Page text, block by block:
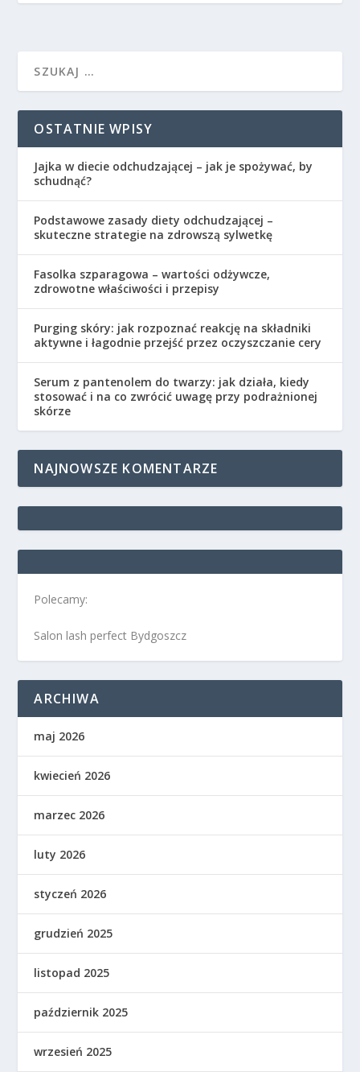
OSTATNIE WPISY
Jajka w diecie odchudzającej – jak je spożywać, by
schudnąć?
Podstawowe zasady diety odchudzającej –
skuteczne strategie na zdrowszą sylwetkę
Fasolka szparagowa – wartości odżywcze,
zdrowotne właściwości i przepisy
Purging skóry: jak rozpoznać reakcję na składniki
aktywne i łagodnie przejść przez oczyszczanie cery
Serum z pantenolem do twarzy: jak działa, kiedy
stosować i na co zwrócić uwagę przy podrażnionej
skórze
NAJNOWSZE KOMENTARZE
Polecamy:
Salon lash perfect Bydgoszcz
ARCHIWA
maj 2026
kwiecień 2026
marzec 2026
luty 2026
styczeń 2026
grudzień 2025
listopad 2025
październik 2025
wrzesień 2025